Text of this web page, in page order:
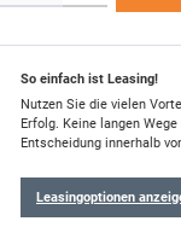
So einfach ist Leasing!
Nutzen Sie die vielen
Erfolg. Keine langen
Entscheidung innerhalb
Leasingoptionen